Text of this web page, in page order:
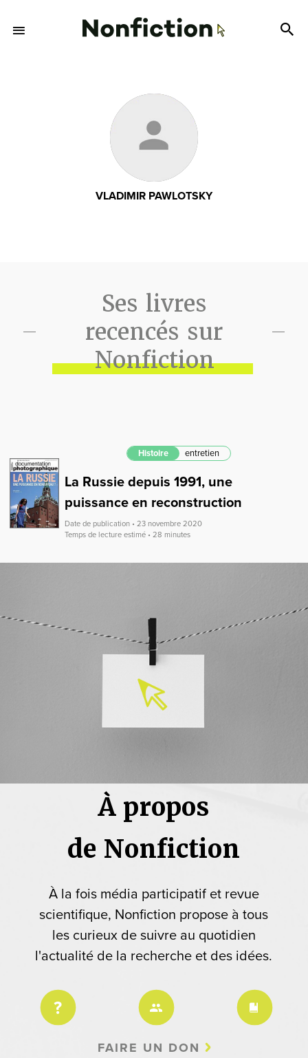
VLADIMIR PAWLOTSKY
Ses livres
recencés sur
Nonfiction
Histoire entretien
La Russie depuis 1991, une
puissance en reconstruction
Date de publication • 23 novembre 2020
Temps de lecture estimé • 28 minutes
À propos
de Nonfiction
À la fois média participatif et revue
scientifique, Nonfiction propose à tous
les curieux de suivre au quotidien
l'actualité de la recherche et des idées.
FAIRE UN DON